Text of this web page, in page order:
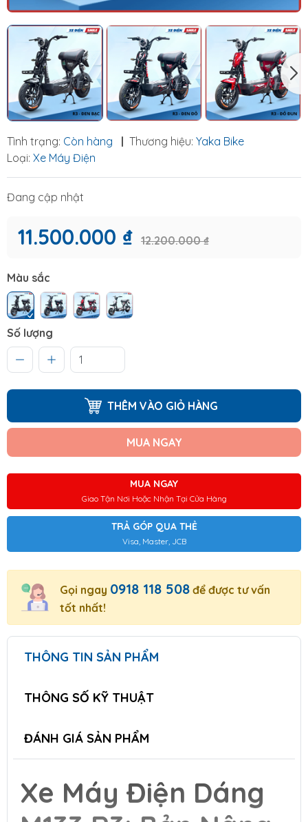
Tình trạng: Còn hàng | Thương hiệu: Yaka Bike
Loại: Xe Máy Điện
Đang cập nhật
11.500.000 ₫ 12.200.000 ₫
Màu sắc
Số lượng
THÊM VÀO GIỎ HÀNG
MUA NGAY
MUA NGAY
Giao Tận Nơi Hoặc Nhận Tại Cửa Hàng
TRẢ GÓP QUA THẺ
Visa, Master, JCB
Gọi ngay 0918 118 508 để được tư vấn
tốt nhất!
THÔNG TIN SẢN PHẨM
THÔNG SỐ KỸ THUẬT
ĐÁNH GIÁ SẢN PHẨM
Xe Máy Điện Dáng